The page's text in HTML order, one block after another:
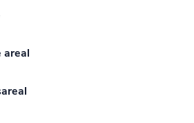
areal